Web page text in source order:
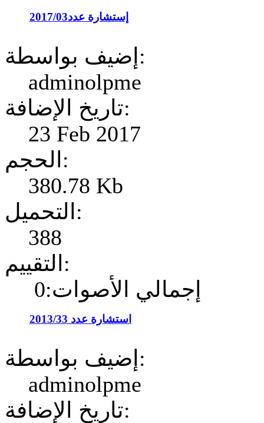
إستشارة عدد2017/03
إضيف بواسطة:
adminolpme
تاريخ الإضافة:
23 Feb 2017
الحجم:
380.78 Kb
التحميل:
388
التقييم:
إجمالي الأصوات:0
استشارة عدد 2013/33
إضيف بواسطة:
adminolpme
تاريخ الإضافة: